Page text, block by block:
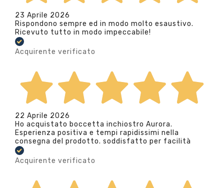
23 Aprile 2026
Rispondono sempre ed in modo molto esaustivo.
Ricevuto tutto in modo impeccabile!
Acquirente verificato
22 Aprile 2026
Ho acquistato boccetta inchiostro Aurora.
Esperienza positiva e tempi rapidissimi nella
consegna del prodotto. soddisfatto per facilità
Acquirente verificato